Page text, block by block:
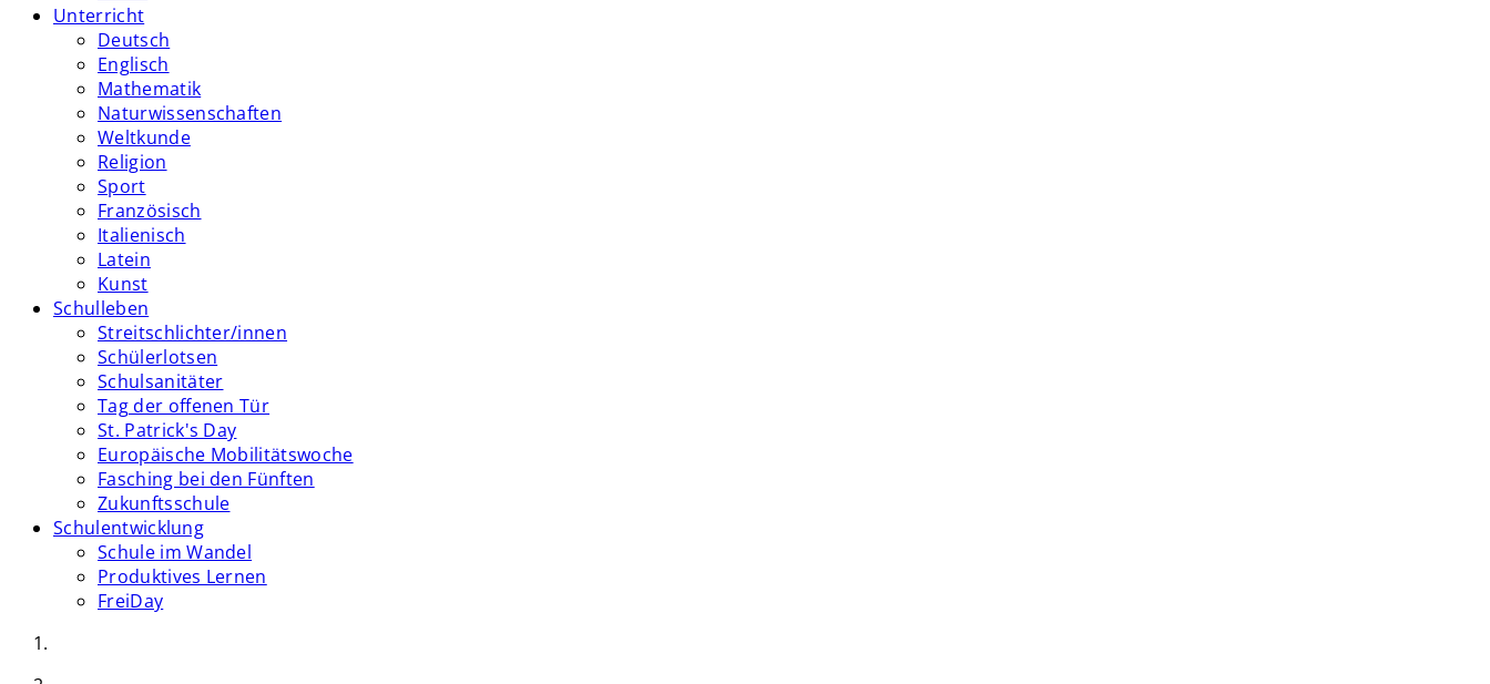
Unterricht
Deutsch
Englisch
Mathematik
Naturwissenschaften
Weltkunde
Religion
Sport
Französisch
Italienisch
Latein
Kunst
Schulleben
Streitschlichter/innen
Schülerlotsen
Schulsanitäter
Tag der offenen Tür
St. Patrick's Day
Europäische Mobilitätswoche
Fasching bei den Fünften
Zukunftsschule
Schulentwicklung
Schule im Wandel
Produktives Lernen
FreiDay